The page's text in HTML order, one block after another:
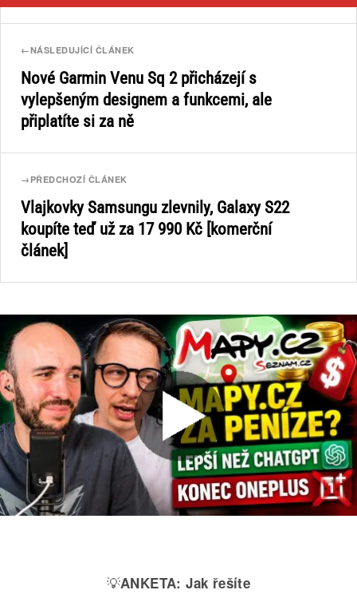
←NÁSLEDUJÍCÍ ČLÁNEK
Nové Garmin Venu Sq 2 přicházejí s
vylepšeným designem a funkcemi, ale
připlatíte si za ně
→ PŘEDCHOZÍ ČLÁNEK
Vlajkovky Samsungu zlevnily, Galaxy S22
koupíte teď už za 17 990 Kč [komerční
článek]
💡ANKETA: Jak řešíte